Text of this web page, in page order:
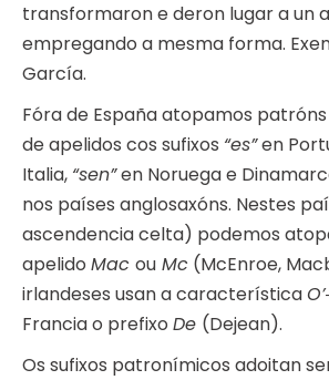
transformaron e deron lugar a un
empregando a mesma forma.
García.
Fóra de España atopamos
de apelidos cos sufixos “es”en
Italia, “sen”en Noruega e
nos países anglosaxóns. Nestes
ascendencia celta) podemos
apelido Mac ou Mc (McEnroe,
irlandeses usan a característicaO’
Francia o prefixo De (Dejean).
Os sufixos patronímicos adoitan